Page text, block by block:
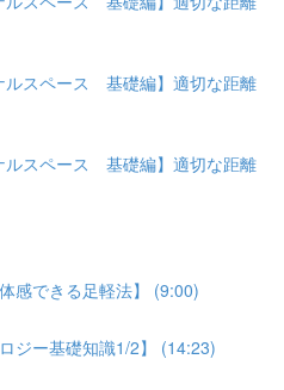
ルスペース 基礎編】適切な距離
ルスペース 基礎編】適切な距離
感できる足軽法】 (9:00)
ジー基礎知識1/2】 (14:23)